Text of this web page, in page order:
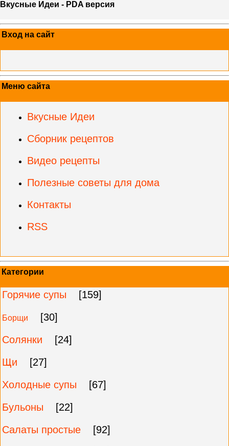
Вкусные Идеи - PDA версия
Вход на сайт
Меню сайта
Вкусные Идеи
Сборник рецептов
Видео рецепты
Полезные советы для дома
Контакты
RSS
Категории
Горячие супы [159]
Борщи
[30]
Солянки
[24]
Щи
[27]
Холодные супы
[67]
Бульоны
[22]
Салаты простые
[92]